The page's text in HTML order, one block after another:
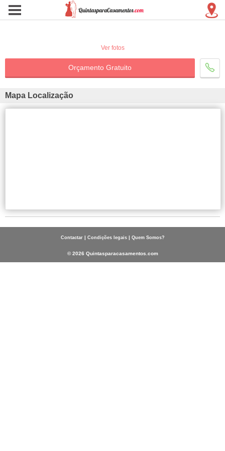
Ver fotos
Orçamento Gratuito
Mapa Localização
Contactar| Condições legais| Quem Somos?
© 2026 Quintasparacasamentos.com